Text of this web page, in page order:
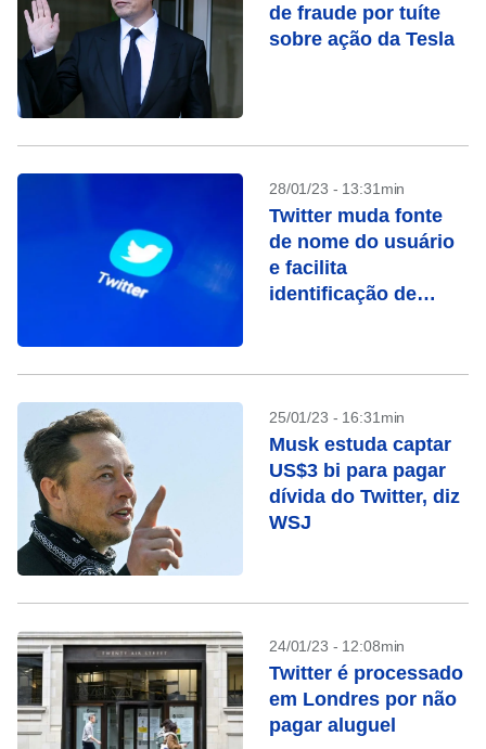
de fraude por tuíte
sobre ação da Tesla
28/01/23 - 13:31min
Twitter muda fonte
de nome do usuário
e facilita
identificação de
25/01/23 - 16:31min
Musk estuda captar
US$3 bi para pagar
dívida do Twitter, diz
WSJ
24/01/23 - 12:08min
Twitter é processado
em Londres por não
pagar aluguel